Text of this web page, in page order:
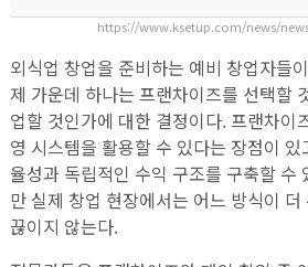
https://www.ksetup.com/news/
외식업 창업을 준비하는 예비 창업자들
제 가운데 하나는 프랜차이즈를 선택할
업할 것인가에 대한 결정이다. 프랜차이
영 시스템을 활용할 수 있다는 장점이
율성과 독립적인 수익 구조를 구축할 수
만 실제 창업 현장에서는 어느 방식이
끊이지 않는다.